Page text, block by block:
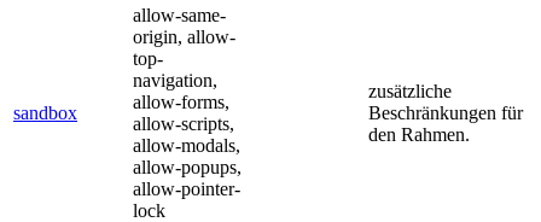
sandbox
allow-same-
origin, allow-
top-
navigation,
allow-forms,
allow-scripts,
allow-modals,
allow-popups,
allow-pointer-
lock
zusätzliche
Beschränkungen für
den Rahmen.